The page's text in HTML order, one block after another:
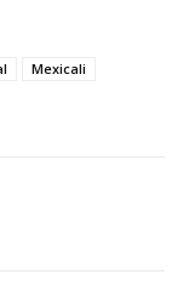
Mexicali